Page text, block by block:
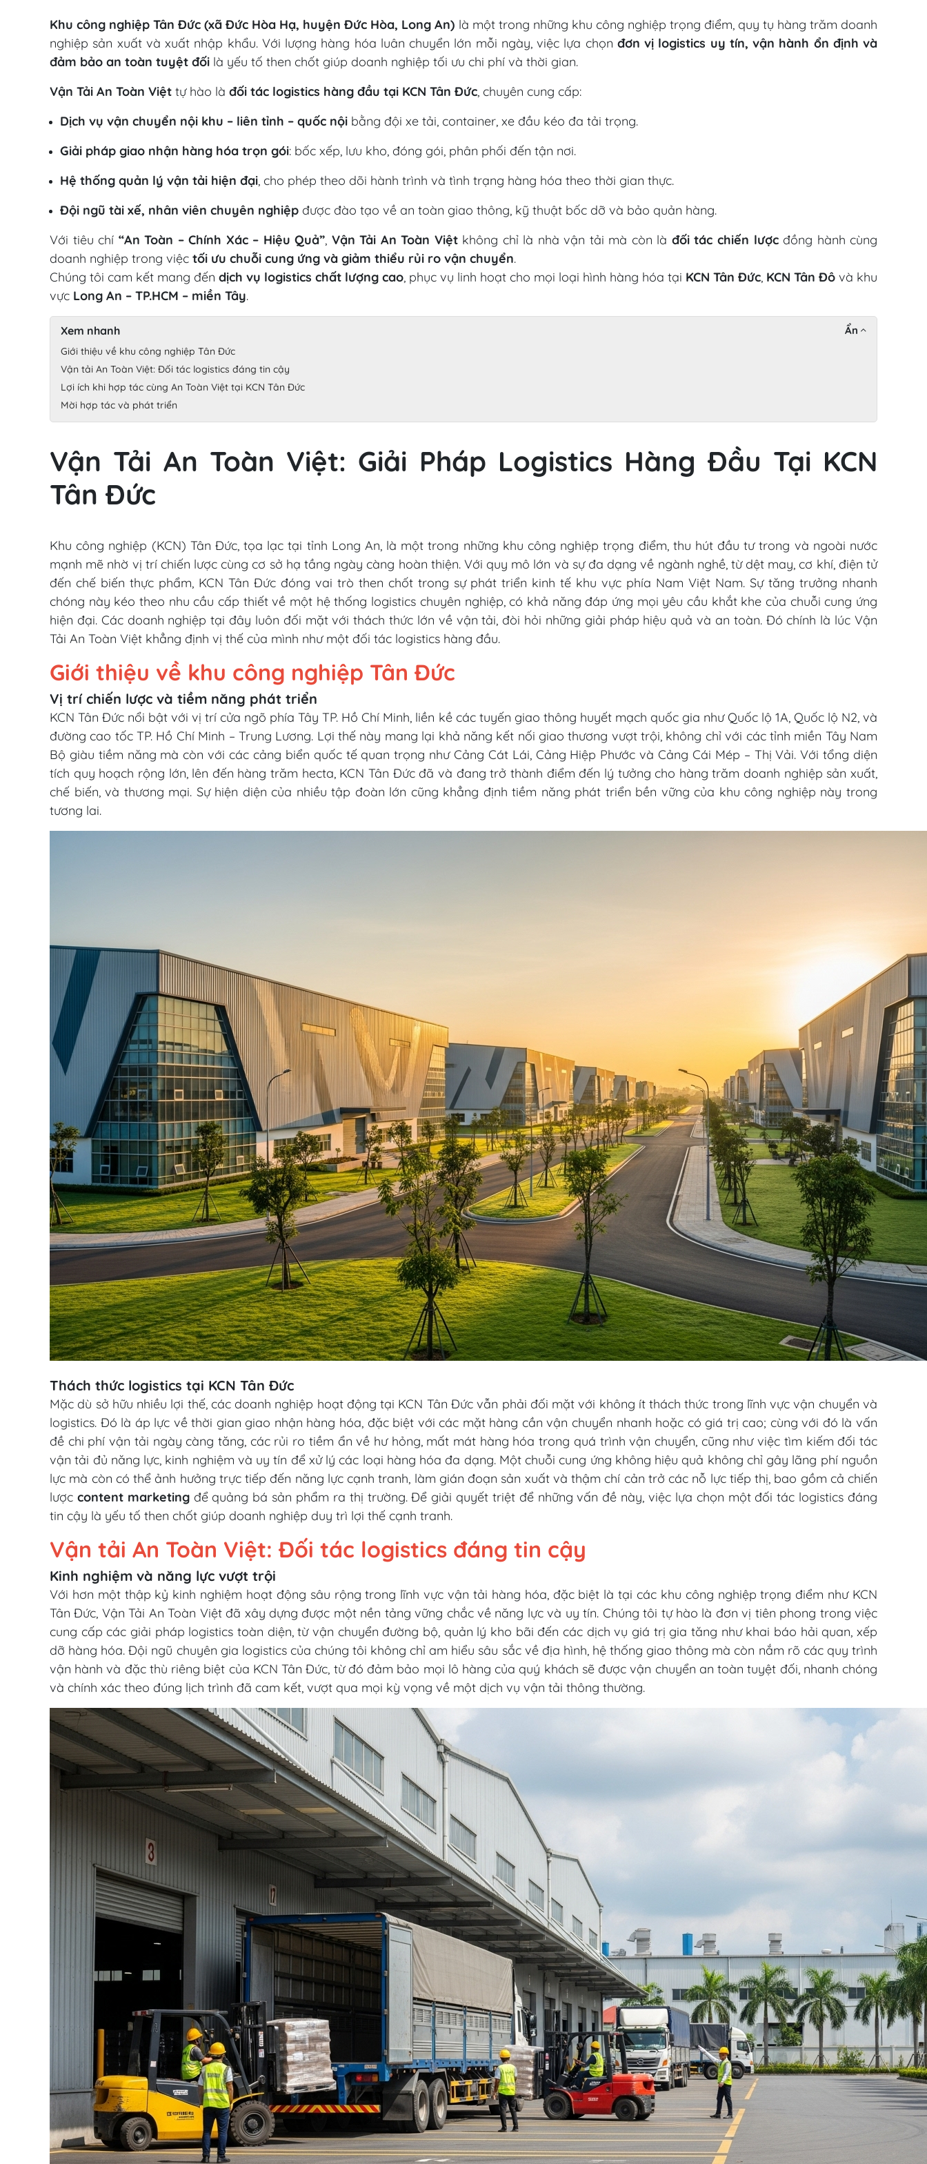
Khu công nghiệp Tân Đức (xã Đức Hòa Hạ, huyện Đức Hòa, Long An) là một trong những khu công nghiệp trọng điểm, quy tụ hàng trăm doanh
nghiệp sản xuất và xuất nhập khẩu. Với lượng hàng hóa luân chuyển lớn mỗi ngày, việc lựa chọn đơn vị logistics uy tín, vận hành ổn định và
đảm bảo an toàn tuyệt đối là yếu tố then chốt giúp doanh nghiệp tối ưu chi phí và thời gian.
Vận Tải An Toàn Việt tự hào là đối tác logistics hàng đầu tại KCN Tân Đức, chuyên cung cấp:
Dịch vụ vận chuyển nội khu – liên tỉnh – quốc nội bằng đội xe tải, container, xe đầu kéo đa tải trọng.
Giải pháp giao nhận hàng hóa trọn gói: bốc xếp, lưu kho, đóng gói, phân phối đến tận nơi.
Hệ thống quản lý vận tải hiện đại, cho phép theo dõi hành trình và tình trạng hàng hóa theo thời gian thực.
Đội ngũ tài xế, nhân viên chuyên nghiệp được đào tạo về an toàn giao thông, kỹ thuật bốc dỡ và bảo quản hàng.
Với tiêu chí “An Toàn – Chính Xác – Hiệu Quả”, Vận Tải An Toàn Việtkhông chỉ là nhà vận tải mà còn là đối tác chiến lượcđồng hành cùng
doanh nghiệp trong việc tối ưu chuỗi cung ứng và giảm thiểu rủi ro vận chuyển.
Chúng tôi cam kết mang đến dịch vụ logistics chất lượng cao, phục vụ linh hoạt cho mọi loại hình hàng hóa tại KCN Tân Đức, KCN Tân Đô và khu
vực Long An – TP.HCM – miền Tây.
Xem nhanh Ẩn
Giới thiệu về khu công nghiệp Tân Đức
Vận tải An Toàn Việt: Đối tác logistics đáng tin cậy
Lợi ích khi hợp tác cùng An Toàn Việt tại KCN Tân Đức
Mời hợp tác và phát triển
Vận Tải An Toàn Việt: Giải Pháp Logistics Hàng Đầu Tại KCN
Tân Đức
Khu công nghiệp (KCN) Tân Đức, tọa lạc tại tỉnh Long An, là một trong những khu công nghiệp trọng điểm, thu hút đầu tư trong và ngoài nước
mạnh mẽ nhờ vị trí chiến lược cùng cơ sở hạ tầng ngày càng hoàn thiện. Với quy mô lớn và sự đa dạng về ngành nghề, từ dệt may, cơ khí, điện tử
đến chế biến thực phẩm, KCN Tân Đức đóng vai trò then chốt trong sự phát triển kinh tế khu vực phía Nam Việt Nam. Sự tăng trưởng nhanh
chóng này kéo theo nhu cầu cấp thiết về một hệ thống logistics chuyên nghiệp, có khả năng đáp ứng mọi yêu cầu khắt khe của chuỗi cung ứng
hiện đại. Các doanh nghiệp tại đây luôn đối mặt với thách thức lớn về vận tải, đòi hỏi những giải pháp hiệu quả và an toàn. Đó chính là lúc Vận
Tải An Toàn Việt khẳng định vị thế của mình như một đối tác logistics hàng đầu.
Giới thiệu về khu công nghiệp Tân Đức
Vị trí chiến lược và tiềm năng phát triển
KCN Tân Đức nổi bật với vị trí cửa ngõ phía Tây TP. Hồ Chí Minh, liền kề các tuyến giao thông huyết mạch quốc gia như Quốc lộ 1A, Quốc lộ N2, và
đường cao tốc TP. Hồ Chí Minh – Trung Lương. Lợi thế này mang lại khả năng kết nối giao thương vượt trội, không chỉ với các tỉnh miền Tây Nam
Bộ giàu tiềm năng mà còn với các cảng biển quốc tế quan trọng như Cảng Cát Lái, Cảng Hiệp Phước và Cảng Cái Mép – Thị Vải. Với tổng diện
tích quy hoạch rộng lớn, lên đến hàng trăm hecta, KCN Tân Đức đã và đang trở thành điểm đến lý tưởng cho hàng trăm doanh nghiệp sản xuất,
chế biến, và thương mại. Sự hiện diện của nhiều tập đoàn lớn cũng khẳng định tiềm năng phát triển bền vững của khu công nghiệp này trong
tương lai.
Thách thức logistics tại KCN Tân Đức
Mặc dù sở hữu nhiều lợi thế, các doanh nghiệp hoạt động tại KCN Tân Đức vẫn phải đối mặt với không ít thách thức trong lĩnh vực vận chuyển và
logistics. Đó là áp lực về thời gian giao nhận hàng hóa, đặc biệt với các mặt hàng cần vận chuyển nhanh hoặc có giá trị cao; cùng với đó là vấn
đề chi phí vận tải ngày càng tăng, các rủi ro tiềm ẩn về hư hỏng, mất mát hàng hóa trong quá trình vận chuyển, cũng như việc tìm kiếm đối tác
vận tải đủ năng lực, kinh nghiệm và uy tín để xử lý các loại hàng hóa đa dạng. Một chuỗi cung ứng không hiệu quả không chỉ gây lãng phí nguồn
lực mà còn có thể ảnh hưởng trực tiếp đến năng lực cạnh tranh, làm gián đoạn sản xuất và thậm chí cản trở các nỗ lực tiếp thị, bao gồm cả chiến
lược content marketingđể quảng bá sản phẩm ra thị trường. Để giải quyết triệt để những vấn đề này, việc lựa chọn một đối tác logistics đáng
tin cậy là yếu tố then chốt giúp doanh nghiệp duy trì lợi thế cạnh tranh.
Vận tải An Toàn Việt: Đối tác logistics đáng tin cậy
Kinh nghiệm và năng lực vượt trội
Với hơn một thập kỷ kinh nghiệm hoạt động sâu rộng trong lĩnh vực vận tải hàng hóa, đặc biệt là tại các khu công nghiệp trọng điểm như KCN
Tân Đức, Vận Tải An Toàn Việt đã xây dựng được một nền tảng vững chắc về năng lực và uy tín. Chúng tôi tự hào là đơn vị tiên phong trong việc
cung cấp các giải pháp logistics toàn diện, từ vận chuyển đường bộ, quản lý kho bãi đến các dịch vụ giá trị gia tăng như khai báo hải quan, xếp
dỡ hàng hóa. Đội ngũ chuyên gia logistics của chúng tôi không chỉ am hiểu sâu sắc về địa hình, hệ thống giao thông mà còn nắm rõ các quy trình
vận hành và đặc thù riêng biệt của KCN Tân Đức, từ đó đảm bảo mọi lô hàng của quý khách sẽ được vận chuyển an toàn tuyệt đối, nhanh chóng
và chính xác theo đúng lịch trình đã cam kết, vượt qua mọi kỳ vọng về một dịch vụ vận tải thông thường.